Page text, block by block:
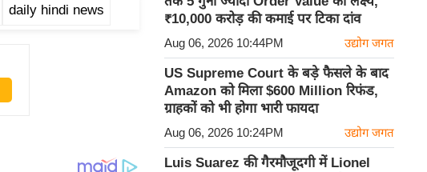
daily hindi news
₹10,000 करोड़ की कमाई पर टिका दांव
Aug 06, 2026 10:44PM उद्योग जगत
US Supreme Court के बड़े फैसले के बाद
Amazon को मिला $600 Million रिफंड,
ग्राहकों को भी होगा भारी फायदा
Aug 06, 2026 10:24PM उद्योग जगत
Luis Suarez की गैरमौजूदगी में Lionel